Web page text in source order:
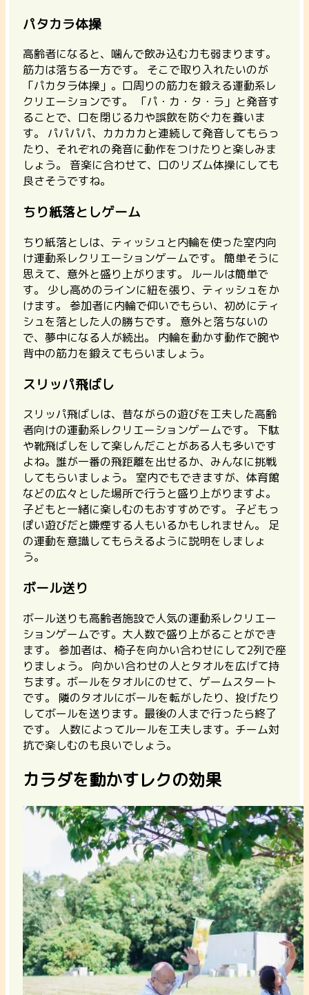
パタカラ体操
高齢者になると、噛んで飲み込む力も弱まります。
筋力は落ちる一方です。 そこで取り入れたいのが
「パカタラ体操」。口周りの筋力を鍛える運動系レ
クリエーションです。
「パ・カ・タ・ラ」と発音す
ることで、口を閉じる力や誤飲を防ぐ力を養いま
す。
パパパパ、カカカカと連続して発音してもらっ
たり、それぞれの発音に動作をつけたりと楽しみま
しょう。 音楽に合わせて、口のリズム体操にしても
良さそうですね。
ちり紙落としゲーム
ちり紙落としは、ティッシュと内輪を使った室内向
け運動系レクリエーションゲームです。 簡単そうに
思えて、意外と盛り上がります。 ルールは簡単で
す。 少し高めのラインに紐を張り、ティッシュをか
けます。 参加者に内輪で仰いでもらい、初めにティ
シュを落とした人の勝ちです。 意外と落ちないの
で、夢中になる人が続出。 内輪を動かす動作で腕や
背中の筋力を鍛えてもらいましょう。
スリッパ飛ばし
スリッパ飛ばしは、昔ながらの遊びを工夫した高齢
者向けの運動系レクリエーションゲームです。 下駄
や靴飛ばしをして楽しんだことがある人も多いです
よね。誰が一番の飛距離を出せるか、みんなに挑戦
してもらいましょう。 室内でもできますが、体育館
などの広々とした場所で行うと盛り上がりますよ。
子どもと一緒に楽しむのもおすすめです。 子どもっ
ぽい遊びだと嫌煙する人もいるかもしれません。 足
の運動を意識してもらえるように説明をしましょ
う。
ボール送り
ボール送りも高齢者施設で人気の運動系レクリエー
ションゲームです。 大人数で盛り上がることができ
ます。
参加者は、椅子を向かい合わせにして2列で座
りましょう。 向かい合わせの人とタオルを広げて持
ちます。ボールをタオルにのせて、ゲームスタート
です。 隣のタオルにボールを転がしたり、投げたり
してボールを送ります。最後の人まで行ったら終了
です。 人数によってルールを工夫します。チーム対
抗で楽しむのも良いでしょう。
カラダを動かすレクの効果